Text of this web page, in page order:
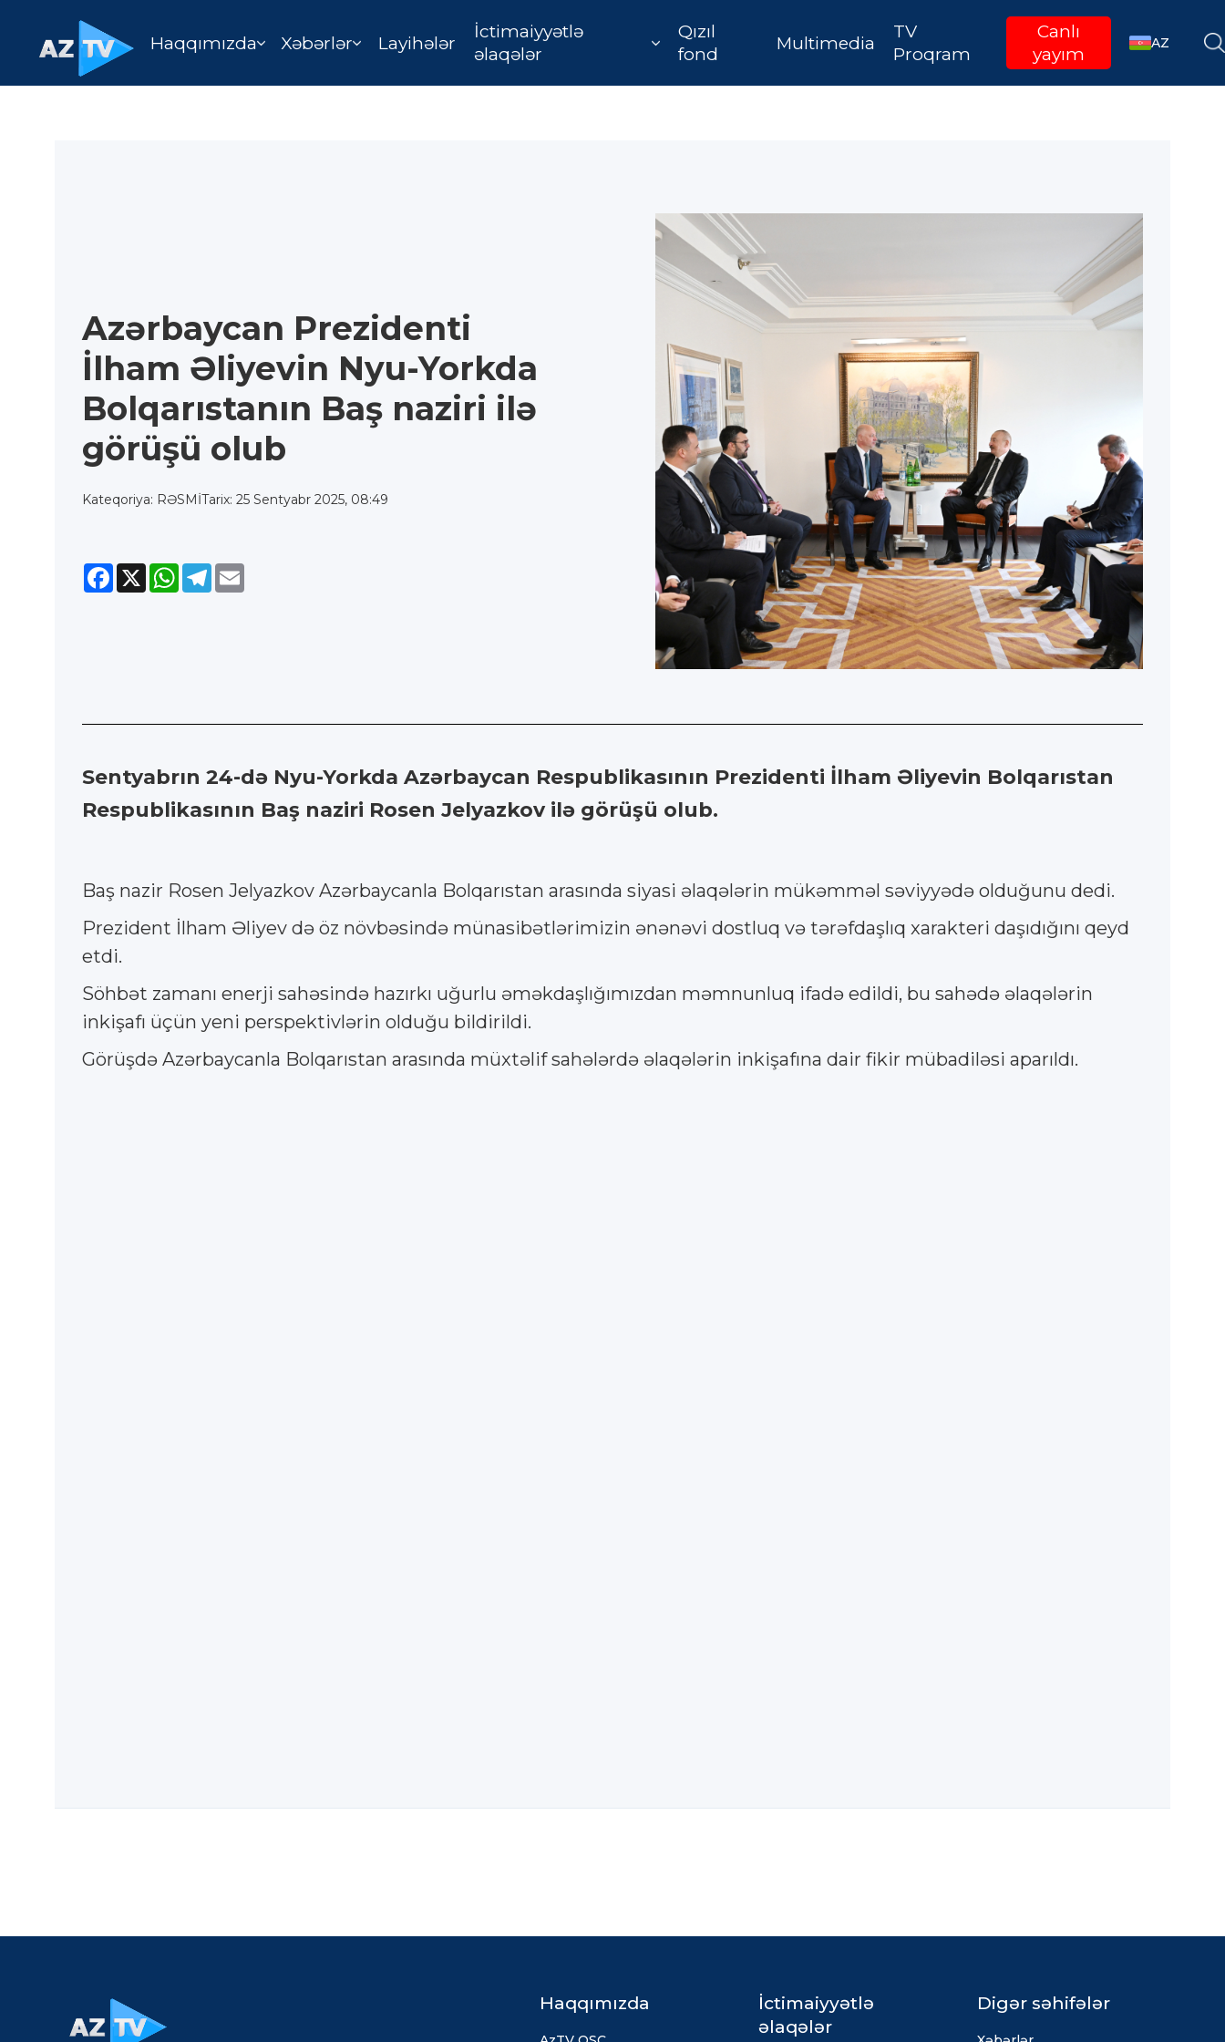
Haqqımızda Xəbərlər Layihələr
İctimaiyyətlə
əlaqələr
Qızıl
fond
Multimedia
TV
Proqram
Canlı
yayım
AZ
Azərbaycan Prezidenti
İlham Əliyevin Nyu-Yorkda
Bolqarıstanın Baş naziri ilə
görüşü olub
Kateqoriya: RƏSMİTarix: 25 Sentyabr 2025, 08:49
Facebook
X WhatsApp
Telegram
Sentyabrın 24-də Nyu-Yorkda Azərbaycan Respublikasının Prezidenti İlham Əliyevin Bolqarıstan
Respublikasının Baş naziri Rosen Jelyazkov ilə görüşü olub.
Baş nazir Rosen Jelyazkov Azərbaycanla Bolqarıstan arasında siyasi əlaqələrin mükəmməl səviyyədə olduğunu dedi.
Prezident İlham Əliyev də öz növbəsində münasibətlərimizin ənənəvi dostluq və tərəfdaşlıq xarakteri daşıdığını qeyd
etdi.
Söhbət zamanı enerji sahəsində hazırkı uğurlu əməkdaşlığımızdan məmnunluq ifadə edildi, bu sahədə əlaqələrin
inkişafı üçün yeni perspektivlərin olduğu bildirildi.
Görüşdə Azərbaycanla Bolqarıstan arasında müxtəlif sahələrdə əlaqələrin inkişafına dair fikir mübadiləsi aparıldı.
Haqqımızda
İctimaiyyətlə
əlaqələr
Digər səhifələr